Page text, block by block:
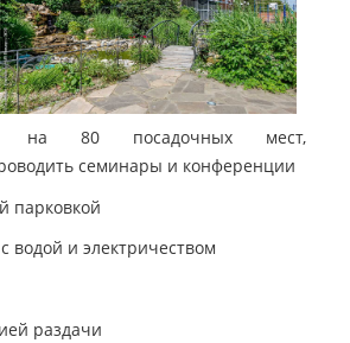
на 80 посадочных мест,
семинары и конференции
парковкой
водой и электричеством
раздачи